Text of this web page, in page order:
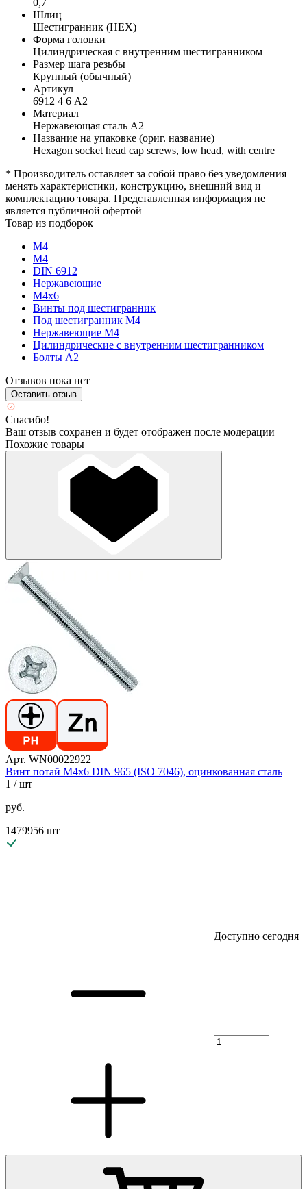
Шлиц
Шестигранник (HEX)
Форма головки
Цилиндрическая с внутренним шестигранником
Размер шага резьбы
Крупный (обычный)
Артикул
6912 4 6 А2
Материал
Нержавеющая сталь А2
Название на упаковке (ориг. название)
Hexagon socket head cap screws, low head, with centre
* Производитель оставляет за собой право без уведомления
менять характеристики, конструкцию, внешний вид и
комплектацию товара. Представленная информация не
является публичной офертой
Товар из подборок
М4
М4
DIN 6912
Нержавеющие
М4х6
Винты под шестигранник
Под шестигранник М4
Нержавеющие М4
Цилиндрические с внутренним шестигранником
Болты А2
Отзывов пока нет
Оставить отзыв
Спасибо!
Ваш отзыв сохранен и будет отображен после модерации
Похожие товары
Арт. WN00022922
Винт потай М4х6 DIN 965 (ISO 7046), оцинкованная сталь
1 / шт
руб.
1479956 шт
Доступно сегодня